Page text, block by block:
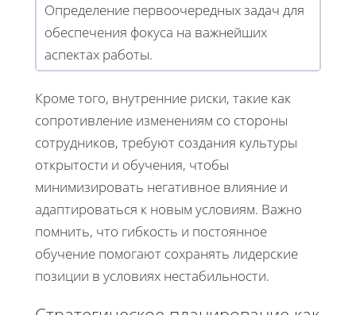
Определение первоочередных задач для
обеспечения фокуса на важнейших
аспектах работы.
Кроме того, внутренние риски, такие как
сопротивление изменениям со стороны
сотрудников, требуют создания культуры
открытости и обучения, чтобы
минимизировать негативное влияние и
адаптироваться к новым условиям. Важно
помнить, что гибкость и постоянное
обучение помогают сохранять лидерские
позиции в условиях нестабильности.